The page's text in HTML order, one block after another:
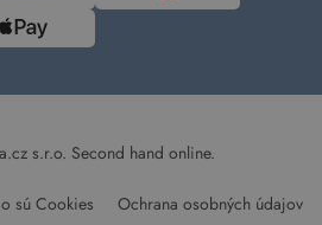
s.r.o. Second hand online.
sú Cookies Ochrana osobných údajov